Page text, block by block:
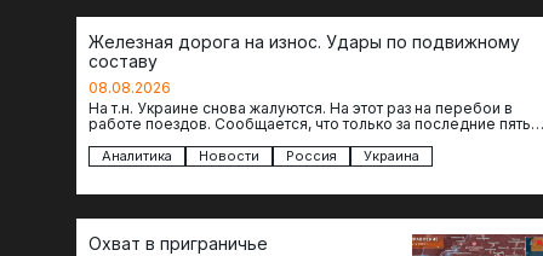
Железная дорога на износ. Удары по подвижному
составу
08.08.2026
На т.н. Украине снова жалуются. На этот раз на перебои в
работе поездов. Сообщается, что только за последние пять
Аналитика Новости Россия Украина
Охват в приграничье